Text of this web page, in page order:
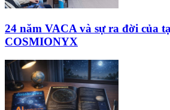
24 năm VACA và sự ra đời của
COSMIONYX